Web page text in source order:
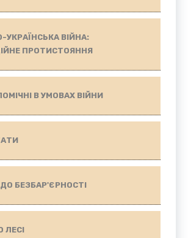
УКРАЇНСЬКА ВІЙНА:
ПРОТИСТОЯННЯ
В УМОВАХ ВІЙНИ
БЕЗБАР'ЄРНОСТІ
ЛЕСІ